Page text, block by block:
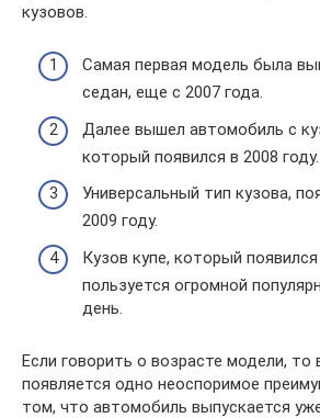
кузовов.
Самая первая модель была
седан, еще с 2007 года.
Далее вышел автомобиль с
который появился в 2008 году.
Универсальный тип кузова,
2009 году.
Кузов купе, который появился
пользуется огромной
день.
Если говорить о возрасте модели, то
появляется одно неоспоримое
том, что автомобиль выпускается